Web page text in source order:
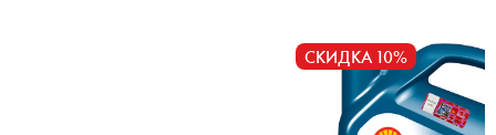
СКИДКА 10%